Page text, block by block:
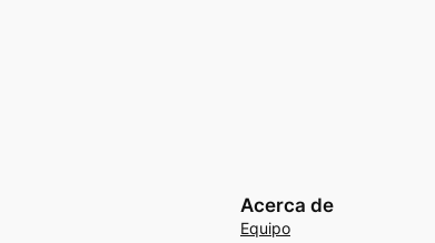
Acerca de
Equipo